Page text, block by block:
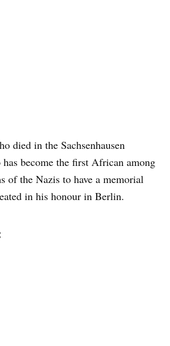
died in the Sachsenhausen
become the first African among
of the Nazis to have a memorial
in his honour in Berlin.